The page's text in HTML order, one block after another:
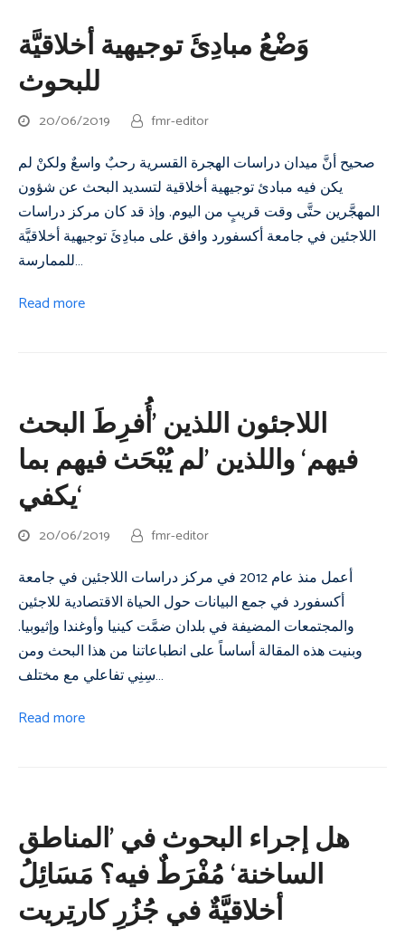
وَضْعُ مبادِئَ توجيهية أخلاقيَّة
للبحوث
20/06/2019 fmr-editor
صحيح أنَّ ميدان دراسات الهجرة القسرية رحبٌ واسعٌ ولكنْ لم
يكن فيه مبادئ توجيهية أخلاقية لتسديد البحث عن شؤون
المهجَّرين حتَّى وقت قريبٍ من اليوم. وإذ قد كان مركز دراسات
اللاجئين في جامعة أكسفورد وافق على مبادِئَ توجيهية أخلاقيَّة
للممارسة…
Read more
اللاجئون اللذين ’أُفرِطَ البحث
فيهم‘ واللذين ’لم يُبْحَث فيهم بما
يكفي‘
20/06/2019 fmr-editor
أعمل منذ عام 2012 في مركز دراسات اللاجئين في جامعة
أكسفورد في جمع البيانات حول الحياة الاقتصادية للاجئين
والمجتمعات المضيفة في بلدان ضمَّت كينيا وأوغندا وإثيوبيا.
وبنيت هذه المقالة أساساً على انطباعاتنا من هذا البحث ومن
سِنِي تفاعلي مع مختلف…
Read more
هل إجراء البحوث في ’المناطق
الساخنة‘ مُفْرَطٌ فيه؟ مَسَائِلُ
أخلاقيَّةٌ في جُزُرِ كارتِريت